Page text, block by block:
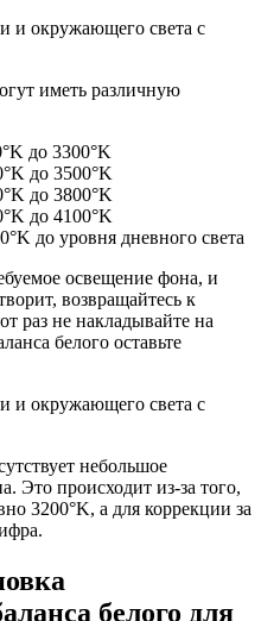
иметь различную
до 3300°K
до 3500°K
до 3800°K
до 4100°K
до уровня дневного света
освещение фона, и
возвращайтесь к
раз не накладывайте на
белого оставьте
небольшое
Это происходит из-за того,
3200°K, а для коррекции за
белого для